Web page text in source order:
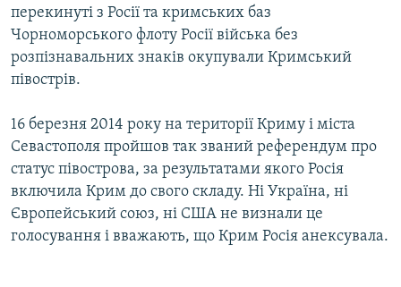
перекинуті з Росії та кримських баз
Чорноморського флоту Росії війська без
розпізнавальних знаків окупували Кримський
півострів.
16 березня 2014 року на території Криму і міста
Севастополя пройшов так званий референдум про
статус півострова, за результатами якого Росія
включила Крим до свого складу. Ні Україна, ні
Європейський союз, ні США не визнали це
голосування і вважають, що Крим Росія анексувала.